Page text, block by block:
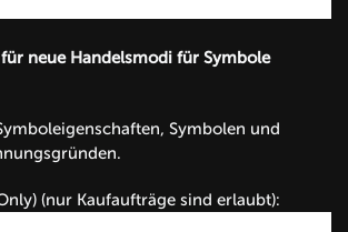
neue Handelsmodi für Symbole
Symbolen und
(nur Kaufaufträge sind erlaubt):